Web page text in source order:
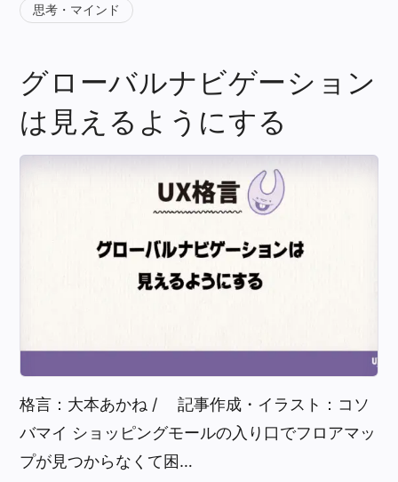
思考・マインド
グローバルナビゲーション
は見えるようにする
格言：大本あかね / 記事作成・イラスト：コソ
バマイ ショッピングモールの入り口でフロアマッ
プが見つからなくて困…